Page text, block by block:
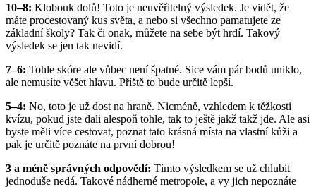
10–8: Klobouk dolů! Toto je neuvěřitelný výsledek. Je vidět, že
máte procestovaný kus světa, a nebo si všechno pamatujete ze
základní školy? Tak či onak, můžete na sebe být hrdí. Takový
výsledek se jen tak nevidí.
7–6: Tohle skóre ale vůbec není špatné. Sice vám pár bodů uniklo,
ale nemusíte věšet hlavu. Příště to bude určitě lepší.
5–4: No, toto je už dost na hraně. Nicméně, vzhledem k těžkosti
kvízu, pokud jste dali alespoň tohle, tak to ještě jakž takž jde. Ale asi
byste měli více cestovat, poznat tato krásná místa na vlastní kůži a
pak je určitě poznáte na první dobrou!
3 a méně správných odpovědí: Tímto výsledkem se už chlubit
jednoduše nedá. Takové nádherné metropole, a vy jich nepoznáte